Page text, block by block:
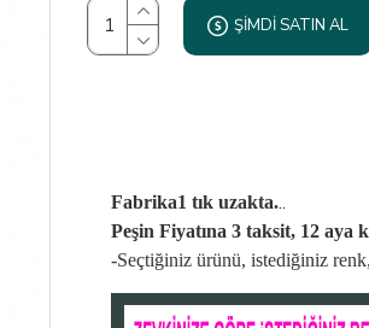
ŞIMDI SATIN AL
Fabrika1 tık uzakta...
Peşin Fiyatına 3 taksit, 12 aya
-Seçtiğiniz ürünü, istediğiniz